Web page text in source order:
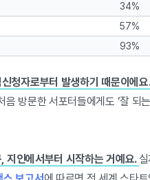
34%
57%
93%
청자로부터 발생하기 때문이에
방문한 서포터들에게도 ‘잘 되
지인에서부터 시작하는 거예요.